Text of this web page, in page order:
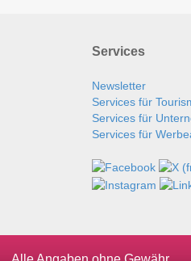
Services
Newsletter
Services für
Services für
Services für